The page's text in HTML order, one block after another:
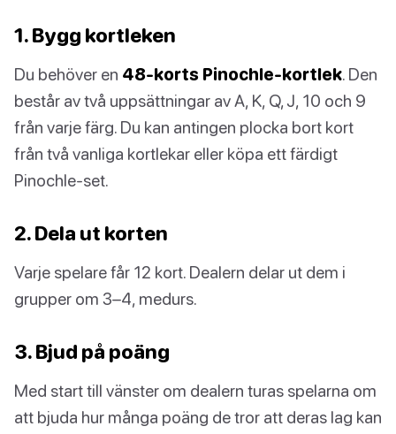
1. Bygg kortleken
Du behöver en 48-korts Pinochle-kortlek. Den
består av två uppsättningar av A, K, Q, J, 10 och 9
från varje färg. Du kan antingen plocka bort kort
från två vanliga kortlekar eller köpa ett färdigt
Pinochle-set.
2. Dela ut korten
Varje spelare får 12 kort. Dealern delar ut dem i
grupper om 3–4, medurs.
3. Bjud på poäng
Med start till vänster om dealern turas spelarna om
att bjuda hur många poäng de tror att deras lag kan